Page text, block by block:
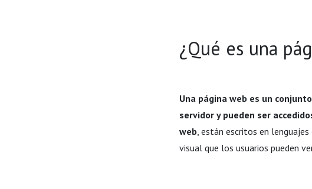
¿Qué es una
Una página web es un
servidor y pueden ser
web, están escritos en lenguajes
visual que los usuarios pueden